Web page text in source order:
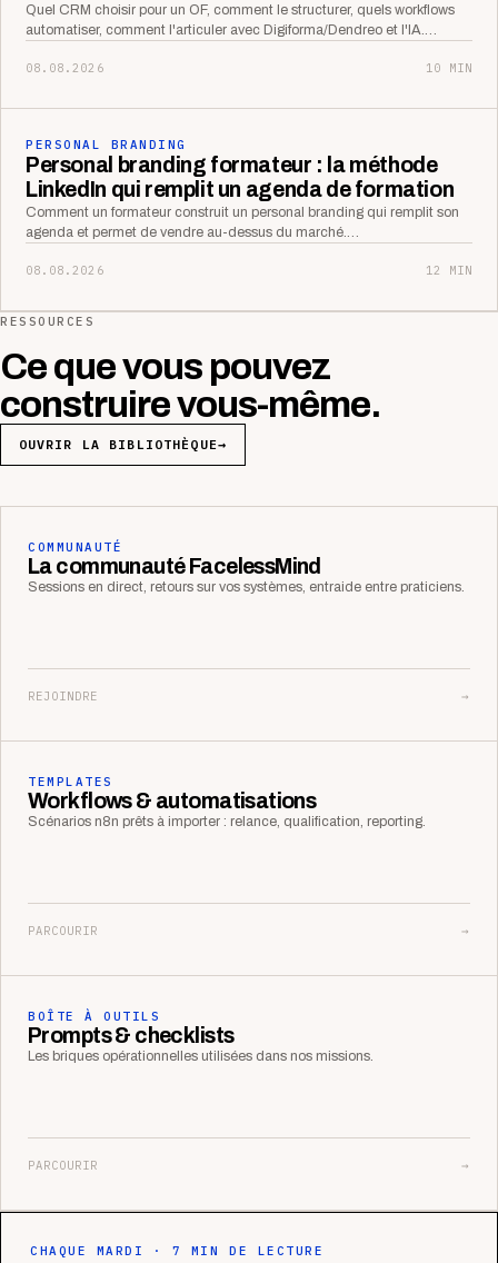
Quel CRM choisir pour un OF, comment le structurer, quels workflows
automatiser, comment l'articuler avec Digiforma/Dendreo et l'IA.…
08.08.2026 10 MIN
PERSONAL BRANDING
Personal branding formateur : la méthode
LinkedIn qui remplit un agenda de formation
Comment un formateur construit un personal branding qui remplit son
agenda et permet de vendre au-dessus du marché.…
08.08.2026 12 MIN
RESSOURCES
Ce que vous pouvez
construire vous-même.
OUVRIR LA BIBLIOTHÈQUE→
COMMUNAUTÉ
La communauté FacelessMind
Sessions en direct, retours sur vos systèmes, entraide entre praticiens.
REJOINDRE →
TEMPLATES
Workflows & automatisations
Scénarios n8n prêts à importer : relance, qualification, reporting.
PARCOURIR →
BOÎTE À OUTILS
Prompts & checklists
Les briques opérationnelles utilisées dans nos missions.
PARCOURIR →
CHAQUE MARDI · 7 MIN DE LECTURE